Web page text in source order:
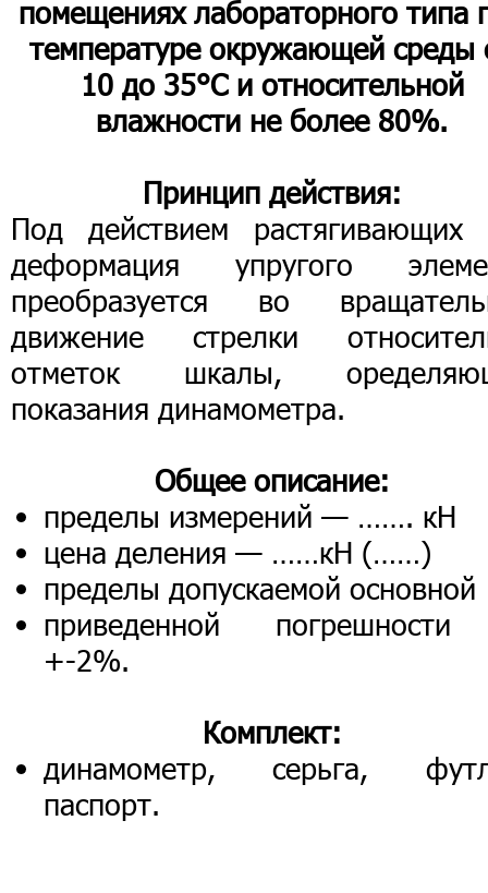
помещениях лабораторного типа
температуре окружающей среды
10 до 35°С и относительной
влажности не более 80%.
Принцип действия:
Под действием растягивающих
деформация упругого
преобразуется во
движение стрелки
отметок шкалы,
показания динамометра.
Общее описание:
пределы измерений — ……. кН
цена деления — ……кН (……)
пределы допускаемой основной
приведенной
+-2%.
Комплект:
динамометр, серьга,
паспорт.